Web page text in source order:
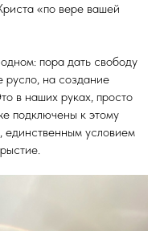
«по вере вашей
пора дать свободу
русло, на создание
в наших руках, просто
подключены к этому
условием